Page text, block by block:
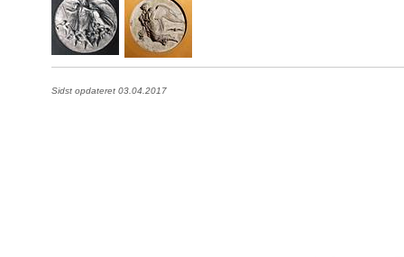
Sidst opdateret 03.04.2017